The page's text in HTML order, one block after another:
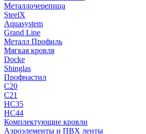
Металлочерепица
SteelX
Aquasystem
Grand Line
Металл Профиль
Мягкая кровля
Docke
Shinglas
Профнастил
C20
C21
НС35
НС44
Комплектующие кровли
Аэроэлементы и ПВХ ленты